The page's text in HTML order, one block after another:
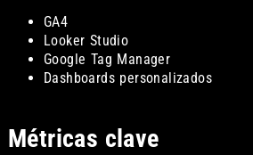
GA4
Looker Studio
Google Tag Manager
Dashboards personalizados
Métricas clave